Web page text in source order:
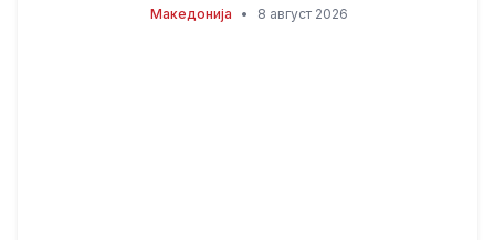
спроведуваат и почитуваат
Македонија • 8 август 2026